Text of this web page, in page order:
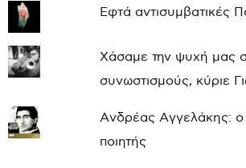
Εφτά αντισυμβατικές
Χάσαμε την ψυχή μας
συνωστισμούς, κύριε
Ανδρέας Αγγελάκης: ο
ποιητής